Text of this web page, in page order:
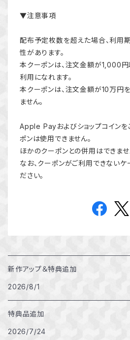
▼注意事項
配布予定枚数を超えた場合、利用
性があります。
本クーポンは、注文金額が1,000
利用になれます。
本クーポンは、注文金額が10万円
ません。
Apple Payおよびショップコインを
ポンは使用できません。
ほかのクーポンとの併用はできませ
なお、クーポンがご利用できないケ
ださい。
新作アップ＆特典追加
2026/8/1
特典品追加
2026/7/24